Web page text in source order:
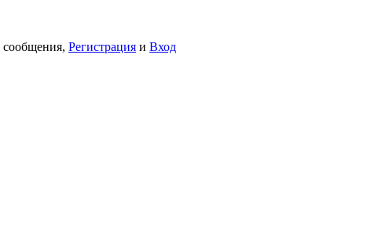
сообщения, Регистрация и Вход